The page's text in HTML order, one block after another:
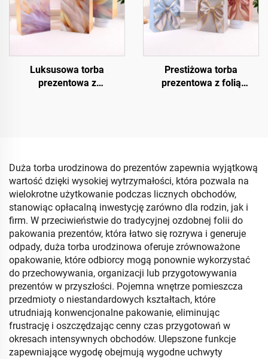
Luksusowa torba
prezentowa z
Prestiżowa torba
prezentowa z folią
Duża torba urodzinowa do prezentów zapewnia wyjątkową
wartość dzięki wysokiej wytrzymałości, która pozwala na
wielokrotne użytkowanie podczas licznych obchodów,
stanowiąc opłacalną inwestycję zarówno dla rodzin, jak i
firm. W przeciwieństwie do tradycyjnej ozdobnej folii do
pakowania prezentów, która łatwo się rozrywa i generuje
odpady, duża torba urodzinowa oferuje zrównoważone
opakowanie, które odbiorcy mogą ponownie wykorzystać
do przechowywania, organizacji lub przygotowywania
prezentów w przyszłości. Pojemna wnętrze pomieszcza
przedmioty o niestandardowych kształtach, które
utrudniają konwencjonalne pakowanie, eliminując
frustrację i oszczędzając cenny czas przygotowań w
okresach intensywnych obchodów. Ulepszone funkcje
zapewniające wygodę obejmują wygodne uchwyty